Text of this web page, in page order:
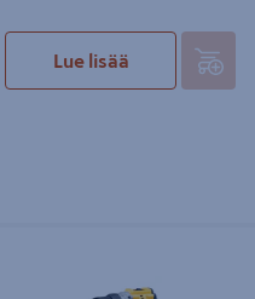
Lue lisää